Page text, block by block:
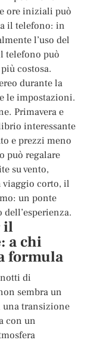
ore iniziali può
il telefono: in
l’uso del
telefono può
costosa.
durante la
le impostazioni.
Primavera e
interessante
e prezzi meno
può regalare
su vento,
viaggio corto, il
un ponte
il
a chi
formula
di
sembra un
una transizione
con un